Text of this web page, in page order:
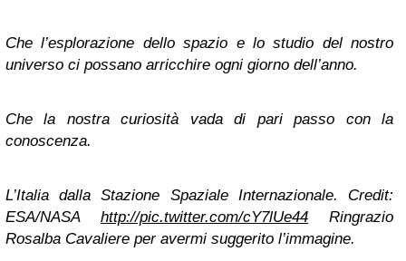
Che l’esplorazione dello spazio e lo studio del nostro
universo ci possano arricchire ogni giorno dell’anno.
Che la nostra curiosità vada di pari passo con la
conoscenza.
L’Italia dalla Stazione Spaziale Internazionale. Credit:
ESA/NASA http://pic.twitter.com/cY7lUe44 Ringrazio
Rosalba Cavaliere per avermi suggerito l’immagine.